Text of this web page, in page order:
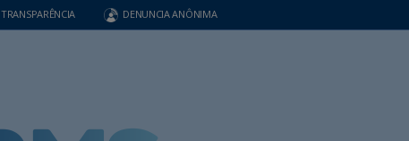
TRANSPARÊNCIA DENUNCIA ANÔNIMA